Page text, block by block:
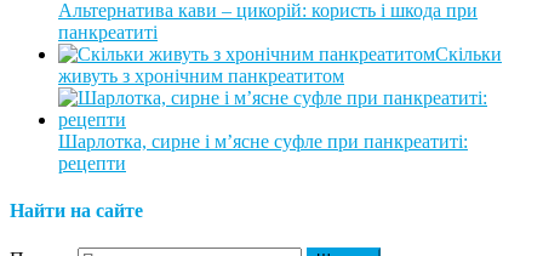
Альтернатива кави – цикорій: користь і шкода при
панкреатиті
Скільки
живуть з хронічним панкреатитом
Шарлотка, сирне і м’ясне суфле при панкреатиті:
рецепти
Найти на сайте